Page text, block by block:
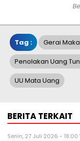
Tag : Gerai
Penolakan Uang
UU Mata Uang
BERITA TERKAIT
Senin, 27 Juli 2026 - 18:00